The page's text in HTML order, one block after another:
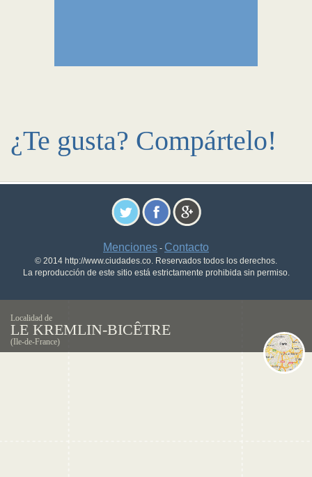
¿Te gusta? Compártelo!
Menciones - Contacto
© 2014 http://www.ciudades.co. Reservados todos los derechos.
La reproducción de este sitio está estrictamente prohibida sin permiso.
Localidad de
LE KREMLIN-BICÊTRE
(Ile-de-France)